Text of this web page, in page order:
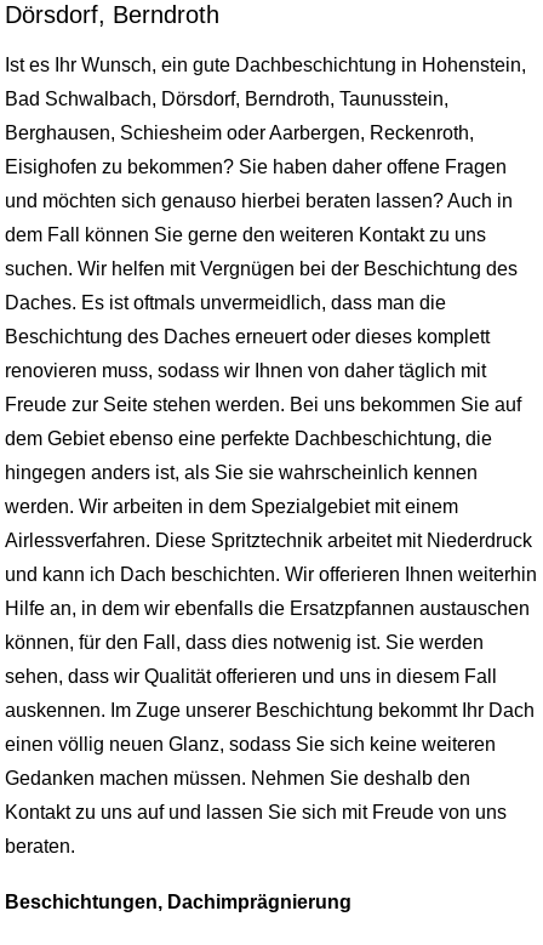
Dörsdorf, Berndroth
Ist es Ihr Wunsch, ein gute Dachbeschichtung in Hohenstein,
Bad Schwalbach, Dörsdorf, Berndroth, Taunusstein,
Berghausen, Schiesheim oder Aarbergen, Reckenroth,
Eisighofen zu bekommen? Sie haben daher offene Fragen
und möchten sich genauso hierbei beraten lassen? Auch in
dem Fall können Sie gerne den weiteren Kontakt zu uns
suchen. Wir helfen mit Vergnügen bei der Beschichtung des
Daches. Es ist oftmals unvermeidlich, dass man die
Beschichtung des Daches erneuert oder dieses komplett
renovieren muss, sodass wir Ihnen von daher täglich mit
Freude zur Seite stehen werden. Bei uns bekommen Sie auf
dem Gebiet ebenso eine perfekte Dachbeschichtung, die
hingegen anders ist, als Sie sie wahrscheinlich kennen
werden. Wir arbeiten in dem Spezialgebiet mit einem
Airlessverfahren. Diese Spritztechnik arbeitet mit Niederdruck
und kann ich Dach beschichten. Wir offerieren Ihnen weiterhin
Hilfe an, in dem wir ebenfalls die Ersatzpfannen austauschen
können, für den Fall, dass dies notwenig ist. Sie werden
sehen, dass wir Qualität offerieren und uns in diesem Fall
auskennen. Im Zuge unserer Beschichtung bekommt Ihr Dach
einen völlig neuen Glanz, sodass Sie sich keine weiteren
Gedanken machen müssen. Nehmen Sie deshalb den
Kontakt zu uns auf und lassen Sie sich mit Freude von uns
beraten.
Beschichtungen, Dachimprägnierung